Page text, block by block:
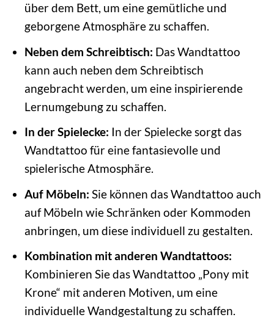
über dem Bett, um eine gemütliche und
geborgene Atmosphäre zu schaffen.
Neben dem Schreibtisch: Das Wandtattoo
kann auch neben dem Schreibtisch
angebracht werden, um eine inspirierende
Lernumgebung zu schaffen.
In der Spielecke: In der Spielecke sorgt das
Wandtattoo für eine fantasievolle und
spielerische Atmosphäre.
Auf Möbeln: Sie können das Wandtattoo auch
auf Möbeln wie Schränken oder Kommoden
anbringen, um diese individuell zu gestalten.
Kombination mit anderen Wandtattoos:
Kombinieren Sie das Wandtattoo „Pony mit
Krone“ mit anderen Motiven, um eine
individuelle Wandgestaltung zu schaffen.